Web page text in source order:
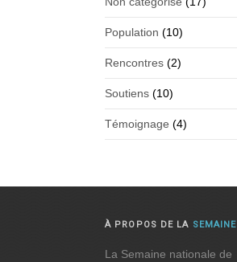
Population (10)
Rencontres (2)
Soutiens (10)
Témoignage (4)
À PROPOS DE LA SEMAINE
La Semaine nationale de